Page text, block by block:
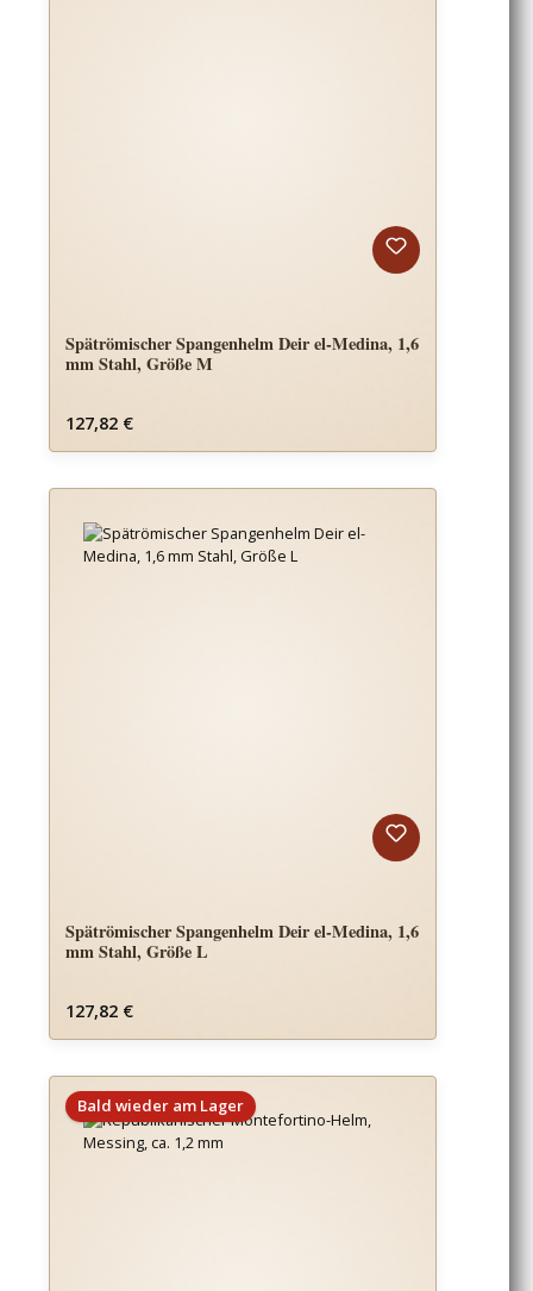
Spätrömischer Spangenhelm Deir el-Medina, 1,6
mm Stahl, Größe M
Regulärer Preis:
127,82 €
Spätrömischer Spangenhelm Deir el-Medina, 1,6
mm Stahl, Größe L
Regulärer Preis:
127,82 €
Bald wieder am Lager